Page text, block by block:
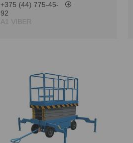
+375 (44) 775-45-
92
А1 VIBER